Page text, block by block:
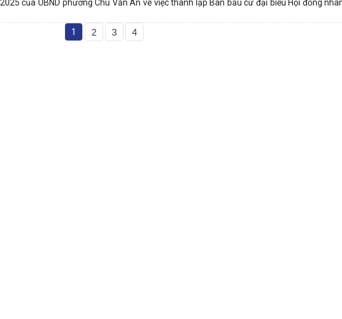
của UBND phường Chu Văn An về việc thành lập Ban bầu cử đại biểu Hội đồng
1 2 3 4